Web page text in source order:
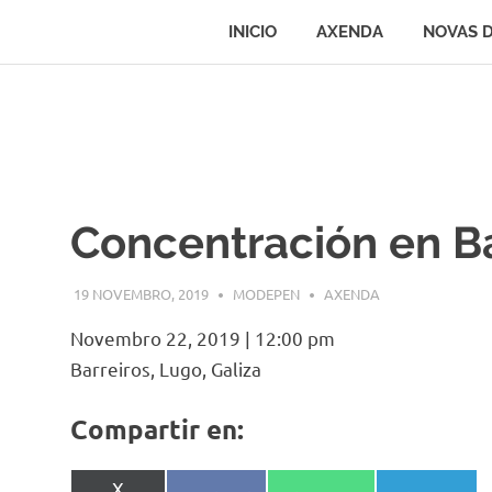
MODEPEN
Galego
Servizos
Públicos
INICIO AXENDA NOVAS
Concentración en
19 NOVEMBRO, 2019 MODEPEN AXENDA
Novembro 22, 2019 | 12:00 pm
Barreiros, Lugo, Galiza
Compartir en: